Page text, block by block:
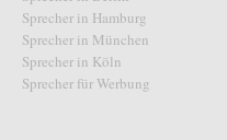
Sprecher in Hamburg
Sprecher in München
Sprecher in Köln
Sprecher für Werbung